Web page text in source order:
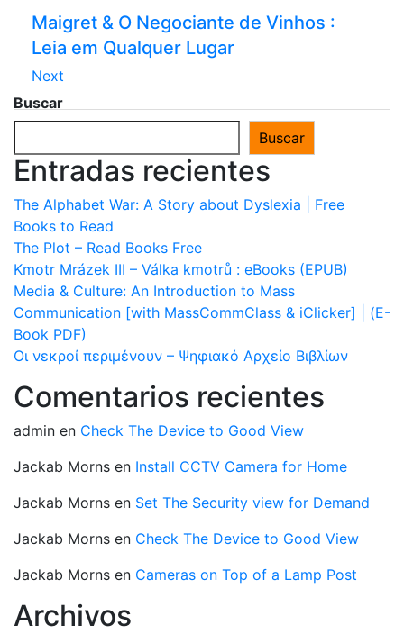
Maigret & O Negociante de Vinhos :
Leia em Qualquer Lugar
Next
Buscar
Buscar
Entradas recientes
The Alphabet War: A Story about Dyslexia | Free
Books to Read
The Plot – Read Books Free
Kmotr Mrázek III – Válka kmotrů : eBooks (EPUB)
Media & Culture: An Introduction to Mass
Communication [with MassCommClass & iClicker] | (E-
Book PDF)
Οι νεκροί περιμένουν – Ψηφιακό Αρχείο Βιβλίων
Comentarios recientes
admin en Check The Device to Good View
Jackab Morns en Install CCTV Camera for Home
Jackab Morns en Set The Security view for Demand
Jackab Morns en Check The Device to Good View
Jackab Morns en Cameras on Top of a Lamp Post
Archivos